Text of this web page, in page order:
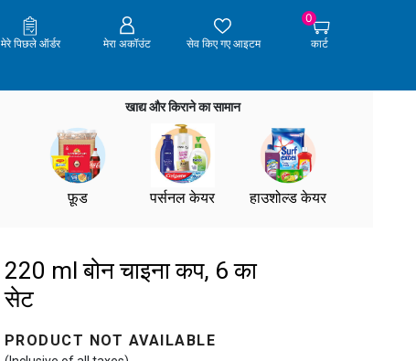
मेरे पिछले ऑर्डर मेरा अकॉउंट सेव किए गए आइटम
0
कार्ट
खाद्य और किराने का सामान
फ़ूड पर्सनल केयर हाउशोल्ड केयर
220 ml बोन चाइना कप, 6 का
सेट
PRODUCT NOT AVAILABLE